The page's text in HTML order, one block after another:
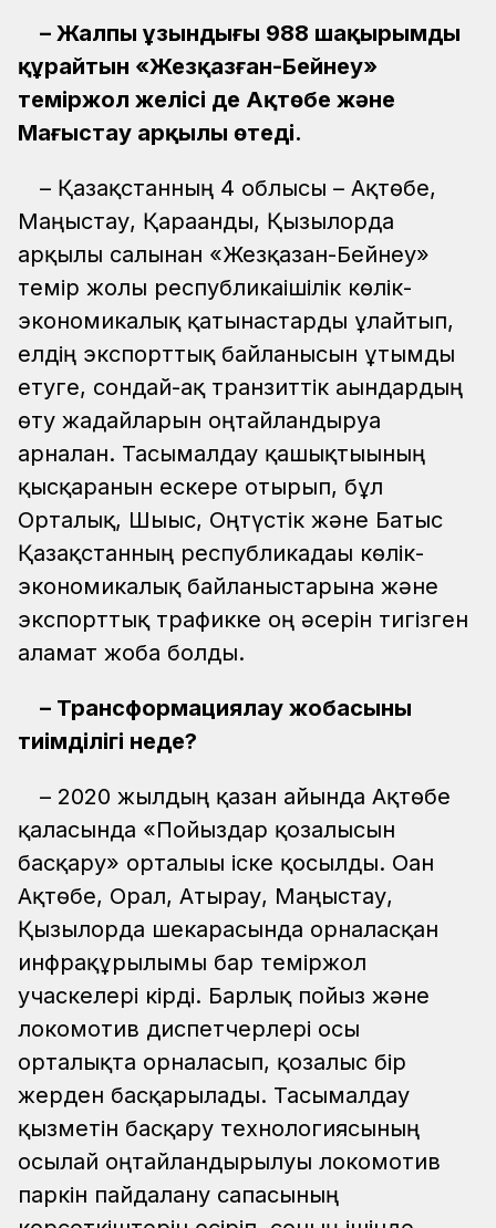
– Жалпы ұзындығы 988 шақырымды
құрайтын «Жезқазған-Бейнеу»
теміржол желісі де Ақтөбе және
Маңғыстау арқылы өтеді.
– Қазақстанның 4 облысы – Ақтөбе,
Маңғыстау, Қарағанды, Қызылорда
арқылы салынған «Жезқазған-Бейнеу»
темір жолы республикаішілік көлік-
экономикалық қатынастарды ұлғайтып,
елдің экспорттық байланысын ұтымды
етуге, сондай-ақ транзиттік ағындардың
өту жағдайларын оңтайландыруға
арналған. Тасымалдау қашықтығының
қысқарғанын ескере отырып, бұл
Орталық, Шығыс, Оңтүстік және Батыс
Қазақстанның республикадағы көлік-
экономикалық байланыстарына және
экспорттық трафикке оң әсерін тигізген
ғаламат жоба болды.
– Трансформациялау жобасының
тиімділігі неде?
– 2020 жылдың қазан айында Ақтөбе
қаласында «Пойыздар қозғалысын
басқару» орталығы іске қосылды. Оған
Ақтөбе, Орал, Атырау, Маңғыстау,
Қызылорда шекарасында орналасқан
инфрақұрылымы бар теміржол
учаскелері кірді. Барлық пойыз және
локомотив диспетчерлері осы
орталықта орналасып, қозғалыс бір
жерден басқарылады. Тасымалдау
қызметін басқару технологиясының
осылай оңтайландырылуы локомотив
паркін пайдалану сапасының